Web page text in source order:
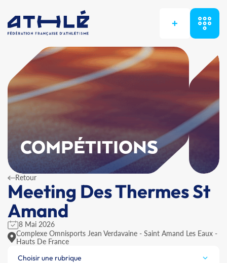
+
COMPÉTITIONS
Retour
Meeting Des Thermes St
Amand
8 Mai 2026
Complexe Omnisports Jean Verdavaine - Saint Amand Les Eaux -
Hauts De France
Choisir une rubrique